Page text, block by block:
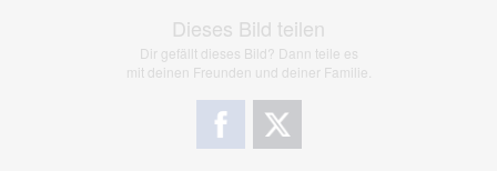
Dieses Bild teilen
Dir gefällt dieses Bild? Dann teile es
mit deinen Freunden und deiner Familie.